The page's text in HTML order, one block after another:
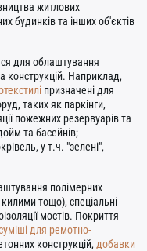
житлових
будинків та інших об'єктів
для облаштування
конструкцій. Наприклад,
призначені для
таких як паркінги,
пожежних резервуарів та
та басейнів;
у т.ч. "зелені",
полімерних
килими тощо), спеціальні
мостів. Покриття
для ремотно-
конструкцій, добавки